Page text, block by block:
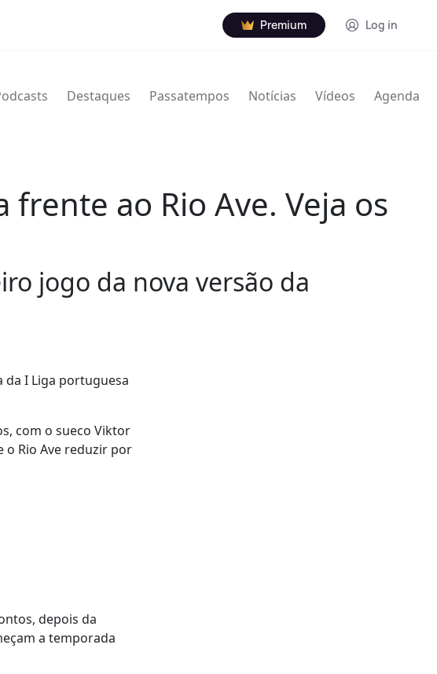
Premium Log in
Destaques Passatempos Notícias Vídeos Agenda
ao Rio Ave. Veja os
jogo da nova versão da
da I Liga portuguesa
com o sueco Viktor
o Rio Ave reduzir por
depois da
a temporada